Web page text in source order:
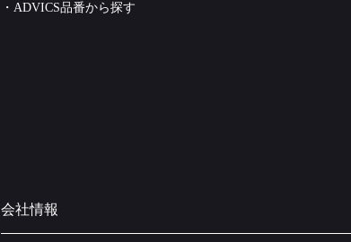
・ADVICS品番から探す
会社情報